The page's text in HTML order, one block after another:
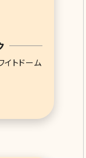
トドーム